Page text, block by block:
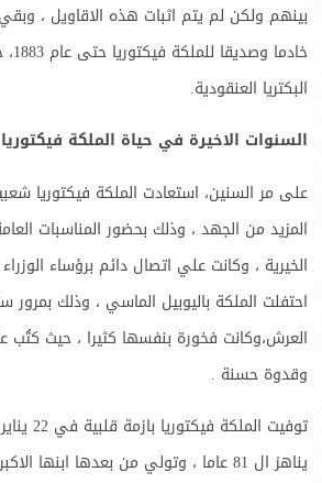
بينهم ولكن لم يتم اثبات هذه الاقاويل ،
البكتريا العنقودية.
السنوات الاخيرة في حياة الملكة
على مر السنين، استعادت الملكة فيكتوريا
المزيد من الجهد ، وذلك بحضور المناسبات
احتفلت الملكة باليوبيل الماسي ، وذلك بمرور
العرش،وكانت فخورة بنفسها كثيرا ، حيث كتُب
وقدوة حسنة .
يناهز ال 81 عاما ، وتولي من بعدها ابنها